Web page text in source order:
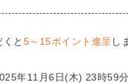
と 5～15ポイント進呈 し
年11月6日(木) 23時59